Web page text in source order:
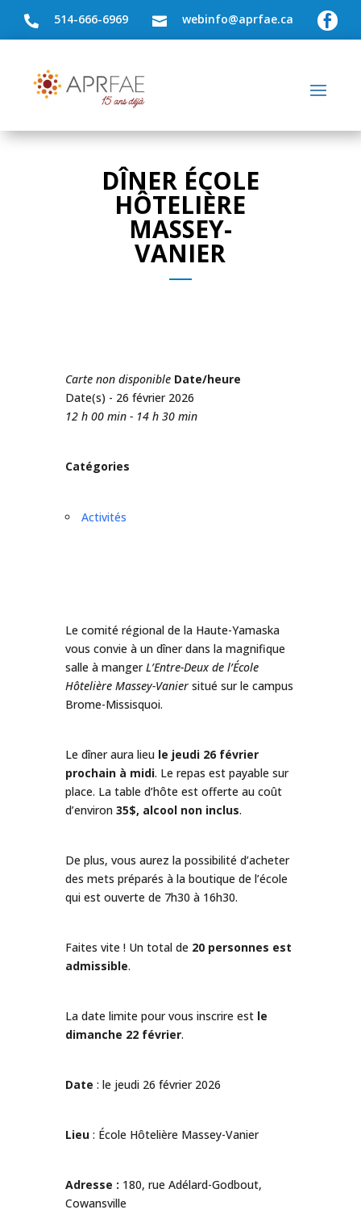
 514-666-6969  webinfo@aprfae.ca 
DÎNER ÉCOLE
HÔTELIÈRE
MASSEY-
VANIER
Carte non disponible Date/heure
Date(s) - 26 février 2026
12 h 00 min - 14 h 30 min
Catégories
Activités
Le comité régional de la Haute-Yamaska
vous convie à un dîner dans la magnifique
salle à mangerL’Entre-Deux de l’École
Hôtelière Massey-Vaniersitué sur le campus
Brome-Missisquoi.
Le dîner aura lieu le jeudi 26 février
prochain à midi. Le repas est payable sur
place. La table d’hôte est offerte au coût
d’environ 35$, alcool non inclus.
De plus, vous aurez la possibilité d’acheter
des mets préparés à la boutique de l’école
qui est ouverte de 7h30 à 16h30.
Faites vite ! Un total de 20 personnes est
admissible.
La date limite pour vous inscrire est le
dimanche 22 février.
Date : le jeudi 26 février 2026
Lieu: École Hôtelière Massey-Vanier
Adresse : 180, rue Adélard-Godbout,
Cowansville